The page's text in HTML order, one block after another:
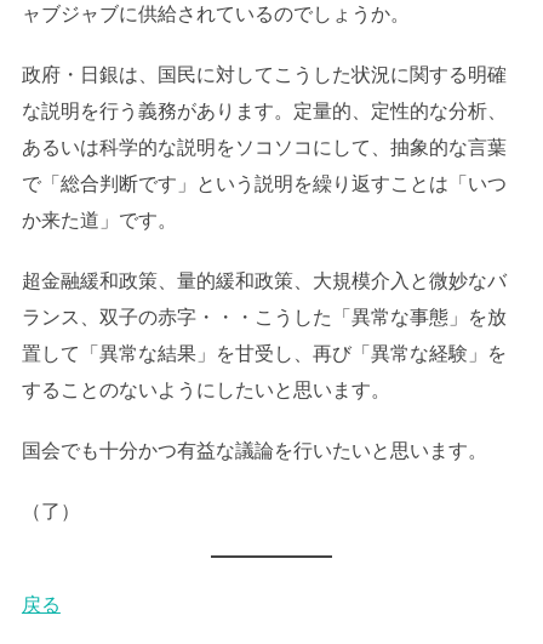
ャブジャブに供給されているのでしょうか。
政府・日銀は、国民に対してこうした状況に関する明確
な説明を行う義務があります。定量的、定性的な分析、
あるいは科学的な説明をソコソコにして、抽象的な言葉
で「総合判断です」という説明を繰り返すことは「いつ
か来た道」です。
超金融緩和政策、量的緩和政策、大規模介入と微妙なバ
ランス、双子の赤字・・・こうした「異常な事態」を放
置して「異常な結果」を甘受し、再び「異常な経験」を
することのないようにしたいと思います。
国会でも十分かつ有益な議論を行いたいと思います。
（了）
戻る